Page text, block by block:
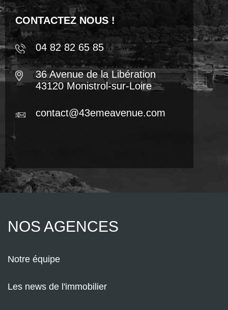
CONTACTEZ NOUS !
04 82 82 65 85
36 Avenue de la Libération
43120 Monistrol-sur-Loire
contact@43emeavenue.com
NOS AGENCES
Notre équipe
Les news de l'immobilier